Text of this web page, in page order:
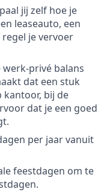
jij zelf hoe je
leaseauto, een
je vervoer
werk-privé balans
dat een stuk
kantoor, bij de
dat je een goed
per jaar vanuit
feestdagen om te